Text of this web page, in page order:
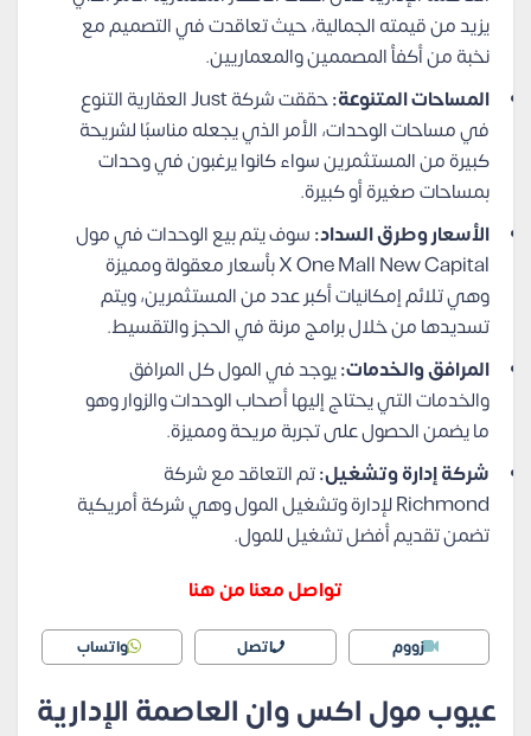
يزيد من قيمته الجمالية، حيث تعاقدت في التصميم مع
نخبة من أكفأ المصممين والمعماريين.
المساحات المتنوعة:
حققت شركة Just العقارية التنوع
في مساحات الوحدات، الأمر الذي يجعله مناسبًا لشريحة
كبيرة من المستثمرين سواء كانوا يرغبون في وحدات
بمساحات صغيرة أو كبيرة.
الأسعار وطرق السداد:سوف يتم بيع الوحدات في مول
X One Mall New Capital بأسعار معقولة ومميزة
وهي تلائم إمكانيات أكبر عدد من المستثمرين، ويتم
تسديدها من خلال برامج مرنة في الحجز والتقسيط.
المرافق والخدمات:يوجد في المول كل المرافق
والخدمات التي يحتاج إليها أصحاب الوحدات والزوار وهو
ما يضمن الحصول على تجربة مريحة ومميزة.
شركة إدارة وتشغيل:تم التعاقد مع شركة
Richmond لإدارة وتشغيل المول وهي شركة أمريكية
تضمن تقديم أفضل تشغيل للمول.
تواصل معنا من هنا
زووم اتصل واتساب
عيوب مول اكس وان العاصمة الإدارية